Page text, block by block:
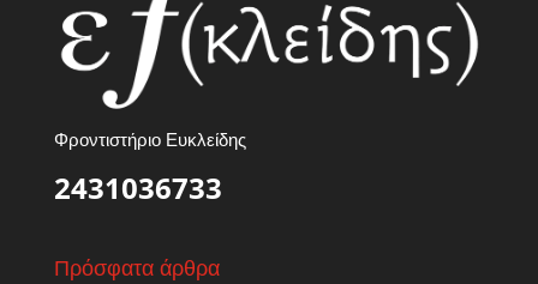
Φροντιστήριο Ευκλείδης
2431036733
Πρόσφατα άρθρα